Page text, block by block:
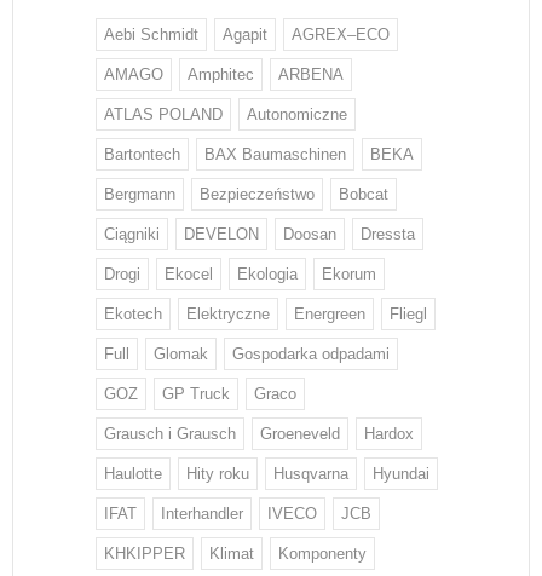
Aebi Schmidt Agapit AGREX–ECO
AMAGO Amphitec ARBENA
ATLAS POLAND Autonomiczne
Bartontech BAX Baumaschinen BEKA
Bergmann Bezpieczeństwo Bobcat
Ciągniki DEVELON Doosan Dressta
Drogi Ekocel Ekologia Ekorum
Ekotech Elektryczne Energreen Fliegl
Full Glomak Gospodarka odpadami
GOZ GP Truck Graco
Grausch i Grausch Groeneveld Hardox
Haulotte Hity roku Husqvarna Hyundai
IFAT Interhandler IVECO JCB
KHKIPPER Klimat Komponenty